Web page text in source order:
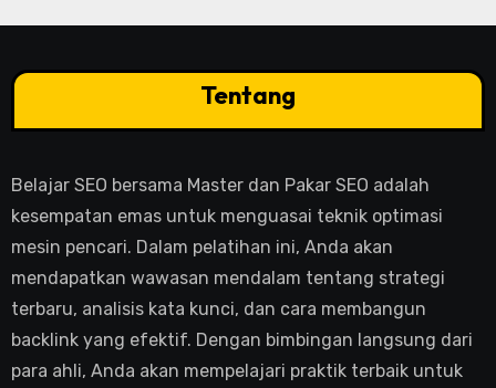
Tentang
Belajar SEO bersama Master dan Pakar SEO adalah
kesempatan emas untuk menguasai teknik optimasi
mesin pencari. Dalam pelatihan ini, Anda akan
mendapatkan wawasan mendalam tentang strategi
terbaru, analisis kata kunci, dan cara membangun
backlink yang efektif. Dengan bimbingan langsung dari
para ahli, Anda akan mempelajari praktik terbaik untuk